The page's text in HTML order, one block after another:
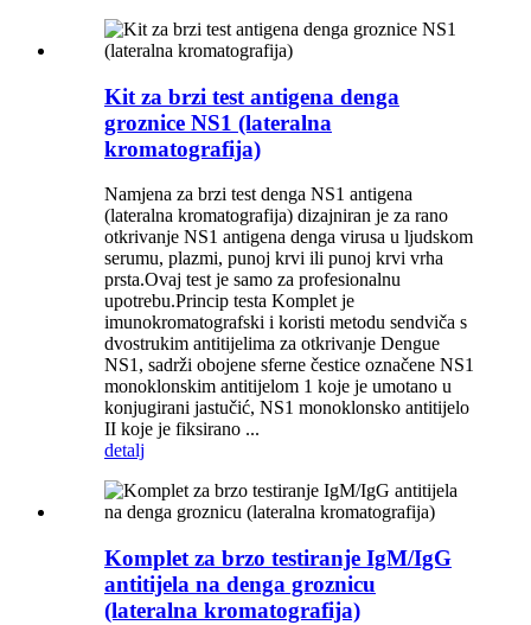
Kit za brzi test antigena denga
groznice NS1 (lateralna
kromatografija)
Namjena za brzi test denga NS1 antigena
(lateralna kromatografija) dizajniran je za rano
otkrivanje NS1 antigena denga virusa u ljudskom
serumu, plazmi, punoj krvi ili punoj krvi vrha
prsta.Ovaj test je samo za profesionalnu
upotrebu.Princip testa Komplet je
imunokromatografski i koristi metodu sendviča s
dvostrukim antitijelima za otkrivanje Dengue
NS1, sadrži obojene sferne čestice označene NS1
monoklonskim antitijelom 1 koje je umotano u
konjugirani jastučić, NS1 monoklonsko antitijelo
II koje je fiksirano ...
detalj
Komplet za brzo testiranje IgM/IgG
antitijela na denga groznicu
(lateralna kromatografija)